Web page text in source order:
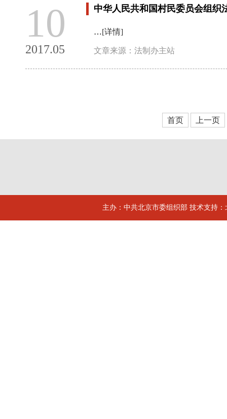
10
2017.05
中华人民共和国村民委员会组织
…[详情]
文章来源：法制办主站
首页 上一页
主办：中共北京市委组织部 技术支持